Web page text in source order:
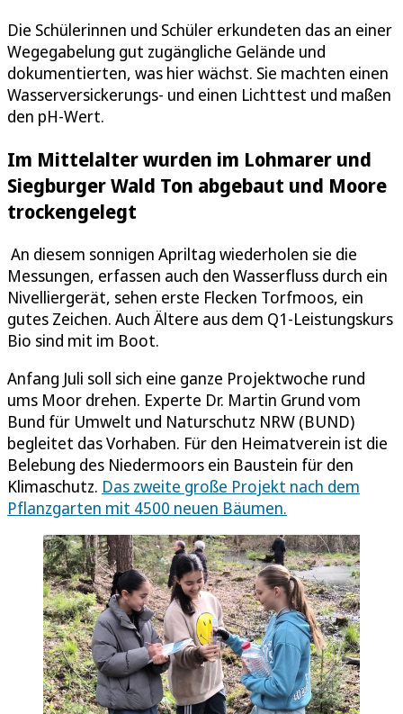
Die Schülerinnen und Schüler erkundeten das an einer
Wegegabelung gut zugängliche Gelände und
dokumentierten, was hier wächst. Sie machten einen
Wasserversickerungs- und einen Lichttest und maßen
den pH-Wert.
Im Mittelalter wurden im Lohmarer und
Siegburger Wald Ton abgebaut und Moore
trockengelegt
An diesem sonnigen Apriltag wiederholen sie die
Messungen, erfassen auch den Wasserfluss durch ein
Nivelliergerät, sehen erste Flecken Torfmoos, ein
gutes Zeichen. Auch Ältere aus dem Q1-Leistungskurs
Bio sind mit im Boot.
Anfang Juli soll sich eine ganze Projektwoche rund
ums Moor drehen. Experte Dr. Martin Grund vom
Bund für Umwelt und Naturschutz NRW (BUND)
begleitet das Vorhaben. Für den Heimatverein ist die
Belebung des Niedermoors ein Baustein für den
Klimaschutz. Das zweite große Projekt nach dem
Pflanzgarten mit 4500 neuen Bäumen.